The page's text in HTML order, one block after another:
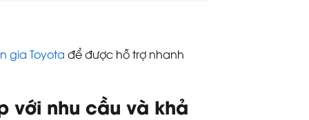
gia Toyota để được hỗ trợ nhanh
với nhu cầu và khả